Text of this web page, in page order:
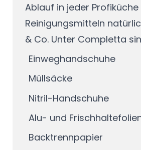
Ablauf in jeder
Reinigungsmitteln
& Co. Unter Completta
Einweghandschuhe
Müllsäcke
Nitril-Handschuhe
Alu- und
Backtrennpapier